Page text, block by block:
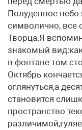
Полуденное небо
символично, все
Творца.Я
знакомый
в фонтане том
Октябрь
оглянуться,а
становится
пространство